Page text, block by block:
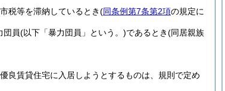
税等を滞納しているとき(同条例第7条第2項の規定に
団員(以下「暴力団員」という。)であるとき(同居親族
良賃貸住宅に入居しようとするものは、規則で定め